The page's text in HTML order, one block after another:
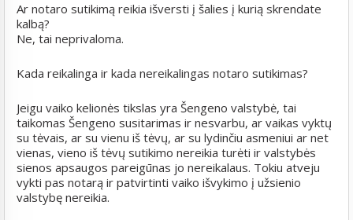
Ar notaro sutikimą reikia išversti į šalies į kurią skrendate
kalbą?
Ne, tai neprivaloma.
Kada reikalinga ir kada nereikalingas notaro sutikimas?
Jeigu vaiko kelionės tikslas yra Šengeno valstybė, tai
taikomas Šengeno susitarimas ir nesvarbu, ar vaikas vyktų
su tėvais, ar su vienu iš tėvų, ar su lydinčiu asmeniui ar net
vienas, vieno iš tėvų sutikimo nereikia turėti ir valstybės
sienos apsaugos pareigūnas jo nereikalaus. Tokiu atveju
vykti pas notarą ir patvirtinti vaiko išvykimo į užsienio
valstybę nereikia.